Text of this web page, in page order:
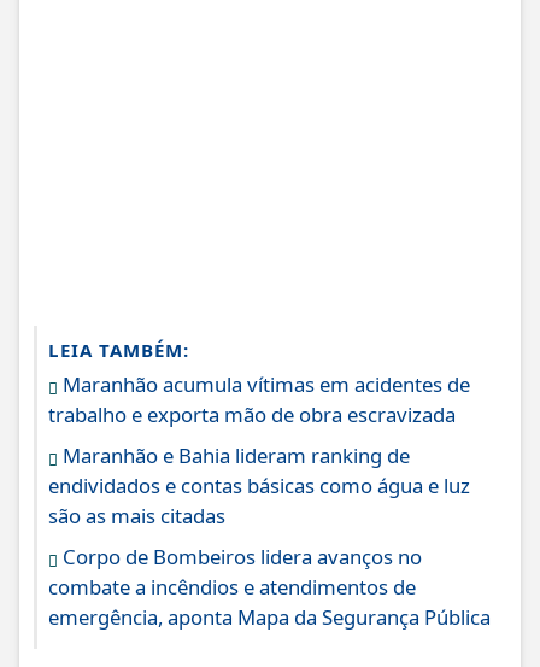
LEIA TAMBÉM:
Maranhão acumula vítimas em acidentes de
trabalho e exporta mão de obra escravizada
Maranhão e Bahia lideram ranking de
endividados e contas básicas como água e luz
são as mais citadas
Corpo de Bombeiros lidera avanços no
combate a incêndios e atendimentos de
emergência, aponta Mapa da Segurança Pública